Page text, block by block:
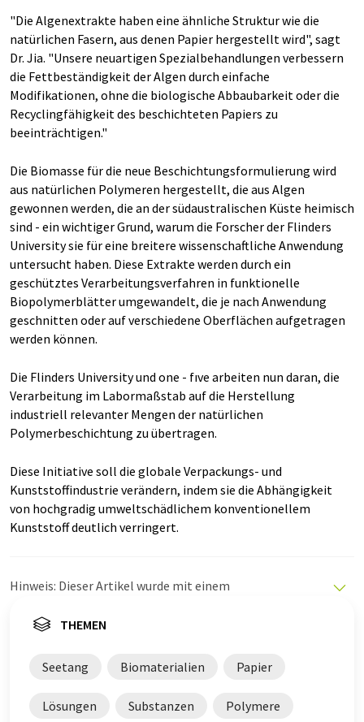
"Die Algenextrakte haben eine ähnliche Struktur wie die
natürlichen Fasern, aus denen Papier hergestellt wird", sagt
Dr. Jia. "Unsere neuartigen Spezialbehandlungen verbessern
die Fettbeständigkeit der Algen durch einfache
Modifikationen, ohne die biologische Abbaubarkeit oder die
Recyclingfähigkeit des beschichteten Papiers zu
beeinträchtigen."
Die Biomasse für die neue Beschichtungsformulierung wird
aus natürlichen Polymeren hergestellt, die aus Algen
gewonnen werden, die an der südaustralischen Küste heimisch
sind - ein wichtiger Grund, warum die Forscher der Flinders
University sie für eine breitere wissenschaftliche Anwendung
untersucht haben. Diese Extrakte werden durch ein
geschütztes Verarbeitungsverfahren in funktionelle
Biopolymerblätter umgewandelt, die je nach Anwendung
geschnitten oder auf verschiedene Oberflächen aufgetragen
werden können.
Die Flinders University und one - fıve arbeiten nun daran, die
Verarbeitung im Labormaßstab auf die Herstellung
industriell relevanter Mengen der natürlichen
Polymerbeschichtung zu übertragen.
Diese Initiative soll die globale Verpackungs- und
Kunststoffindustrie verändern, indem sie die Abhängigkeit
von hochgradig umweltschädlichem konventionellem
Kunststoff deutlich verringert.
Hinweis: Dieser Artikel wurde mit einem
LUMITOS bietet diese automatischen Übersetzungen
Nachrichten zu präsentieren. Da dieser Artikel mit
automatischer Übersetzung übersetzt wurde, ist es
möglich, dass er Fehler im Vokabular, in der Syntax oder
in der Grammatik enthält. Den ursprünglichen Artikel in
THEMEN
Seetang Biomaterialien Papier
Lösungen Substanzen Polymere